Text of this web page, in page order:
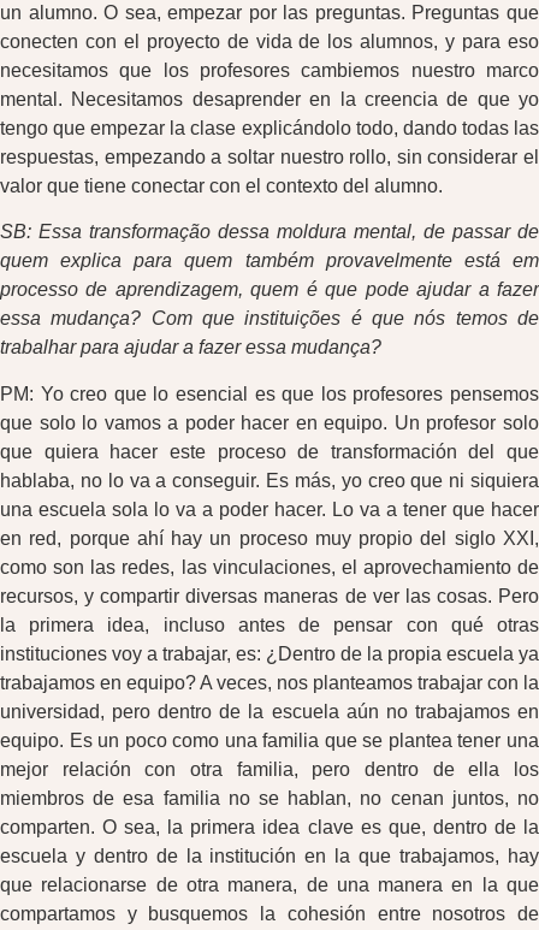
un alumno. O sea, empezar por las preguntas. Preguntas que
conecten con el proyecto de vida de los alumnos, y para eso
necesitamos que los profesores cambiemos nuestro marco
mental. Necesitamos desaprender en la creencia de que yo
tengo que empezar la clase explicándolo todo, dando todas las
respuestas, empezando a soltar nuestro rollo, sin considerar el
valor que tiene conectar con el contexto del alumno.
SB: Essa transformação dessa moldura mental, de passar de
quem explica para quem também provavelmente está em
processo de aprendizagem, quem é que pode ajudar a fazer
essa mudança? Com que instituições é que nós temos de
trabalhar para ajudar a fazer essa mudança?
PM: Yo creo que lo esencial es que los profesores pensemos
que solo lo vamos a poder hacer en equipo. Un profesor solo
que quiera hacer este proceso de transformación del que
hablaba, no lo va a conseguir. Es más, yo creo que ni siquiera
una escuela sola lo va a poder hacer. Lo va a tener que hacer
en red, porque ahí hay un proceso muy propio del siglo XXI,
como son las redes, las vinculaciones, el aprovechamiento de
recursos, y compartir diversas maneras de ver las cosas. Pero
la primera idea, incluso antes de pensar con qué otras
instituciones voy a trabajar, es: ¿Dentro de la propia escuela ya
trabajamos en equipo? A veces, nos planteamos trabajar con la
universidad, pero dentro de la escuela aún no trabajamos en
equipo. Es un poco como una familia que se plantea tener una
mejor relación con otra familia, pero dentro de ella los
miembros de esa familia no se hablan, no cenan juntos, no
comparten. O sea, la primera idea clave es que, dentro de la
escuela y dentro de la institución en la que trabajamos, hay
que relacionarse de otra manera, de una manera en la que
compartamos y busquemos la cohesión entre nosotros de